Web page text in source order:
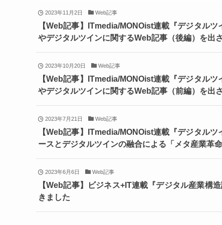
2023年11月2日 Web記事
【Web記事】ITmedia/MONOist連載『デジタル
やデジタルツインに関するWeb記事（後編）を出
2023年10月20日 Web記事
【Web記事】ITmedia/MONOist連載『デジタル
やデジタルツインに関するWeb記事（前編）を出
2023年7月21日 Web記事
【Web記事】ITmedia/MONOist連載『デジタル
ースとデジタルツインの融合による「メタ産業革
2023年6月6日 Web記事
【Web記事】ビジネス+IT連載『デジタル産業構
きました